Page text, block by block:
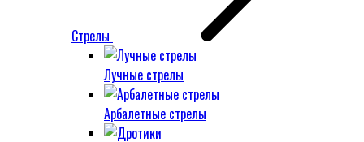
Стрелы
Лучные стрелы
Арбалетные стрелы